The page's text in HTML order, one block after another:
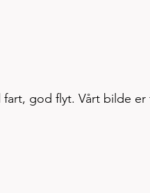
god flyt. Vårt bilde